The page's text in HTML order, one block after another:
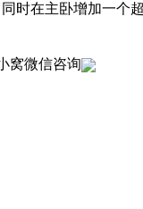
时在主卧增加一个
窝微信咨询